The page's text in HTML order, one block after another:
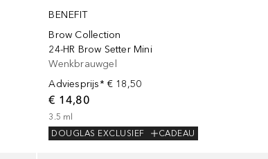
BENEFIT
Brow Collection
24-HR Brow Setter Mini
Wenkbrauwgel
Adviesprijs* € 18,50
€ 14,80
3.5 ml
DOUGLAS EXCLUSIEF
CADEAU